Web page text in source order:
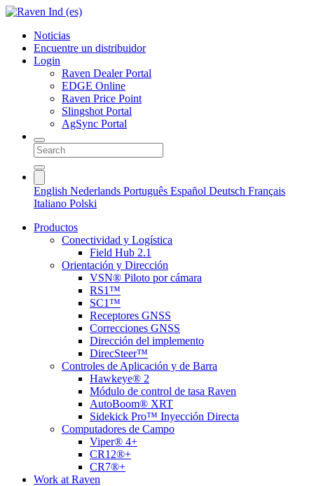
Noticias
Encuentre un distribuidor
Login
Raven Dealer Portal
EDGE Online
Raven Price Point
Slingshot Portal
AgSync Portal
English Nederlands Português Español Deutsch Français
Italiano Polski
Productos
Conectividad y Logística
Field Hub 2.1
Orientación y Dirección
VSN® Piloto por cámara
RS1™
SC1™
Receptores GNSS
Correcciones GNSS
Dirección del implemento
DirecSteer™
Controles de Aplicación y de Barra
Hawkeye® 2
Módulo de control de tasa Raven
AutoBoom® XRT
Sidekick Pro™ Inyección Directa
Computadores de Campo
Viper® 4+
CR12®+
CR7®+
Work at Raven